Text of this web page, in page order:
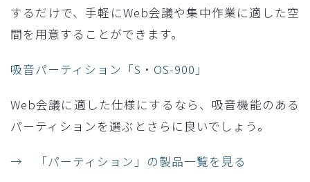
するだけで、手軽にWeb会議や集中作業に適した空
間を用意することができます。
吸音パーティション「S・OS-900」
Web会議に適した仕様にするなら、吸音機能のある
パーティションを選ぶとさらに良いでしょう。
→ 「パーティション」の製品一覧を見る